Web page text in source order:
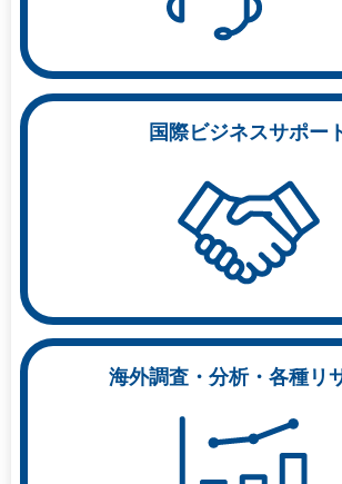
国際ビジネスサポー
海外調査・分析・各種リ